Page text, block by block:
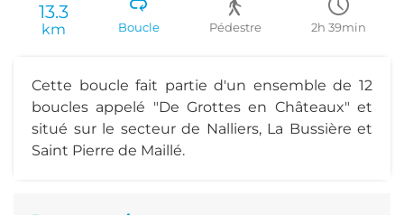
13.3
km Boucle Pédestre 2h 39min
Cette boucle fait partie d'un ensemble de 12
boucles appelé "De Grottes en Châteaux" et
situé sur le secteur de Nalliers, La Bussière et
Saint Pierre de Maillé.